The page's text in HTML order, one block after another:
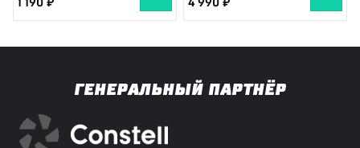
1 190 4 990
ГЕНЕРАЛЬНЫЙ ПАРТНЁР